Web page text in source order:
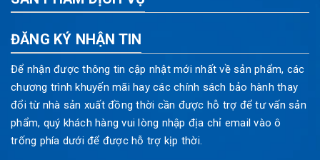
ĐĂNG KÝ NHẬN TIN
Để nhận được thông tin cập nhật mới nhất về sản phẩm, các
chương trình khuyến mãi hay các chính sách bảo hành thay
đổi từ nhà sản xuất đồng thời cần được hỗ trợ để tư vấn sản
phẩm, quý khách hàng vui lòng nhập địa chỉ email vào ô
trống phía dưới để được hỗ trợ kịp thời.